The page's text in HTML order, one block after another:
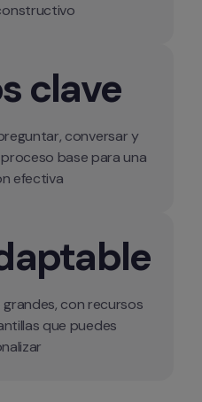
clave
conversar y
base para una
efectiva
con recursos
que puedes